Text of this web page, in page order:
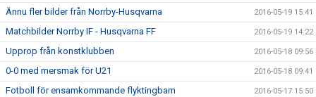
Ännu fler bilder från Norrby-Husqvarna 2016-05-19 15:41
Matchbilder Norrby IF - Husqvarna FF 2016-05-19 14:22
Upprop från konstklubben 2016-05-18 09:56
0-0 med mersmak för U21 2016-05-18 09:41
Fotboll för ensamkommande flyktingbarn 2016-05-17 15:50